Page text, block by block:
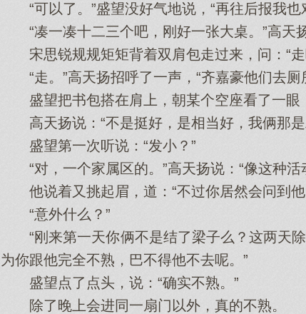
“可以了。”盛望没好气地说，“再往后报我也
“凑一凑十二三个吧，刚好一张大桌。”高天扬
宋思锐规规矩矩背着双肩包走过来，问：“走
“走。”高天扬招呼了一声，“齐嘉豪他们去厕
盛望把书包搭在肩上，朝某个空座看了一眼
高天扬说：“不是挺好，是相当好，我俩那是
盛望第一次听说：“发小？”
“对，一个家属区的。”高天扬说：“像这种活
他说着又挑起眉，道：“不过你居然会问到他
“意外什么？”
“刚来第一天你俩不是结了梁子么？这两天除
为你跟他完全不熟，巴不得他不去呢。”
盛望点了点头，说：“确实不熟。”
除了晚上会进同一扇门以外，真的不熟。